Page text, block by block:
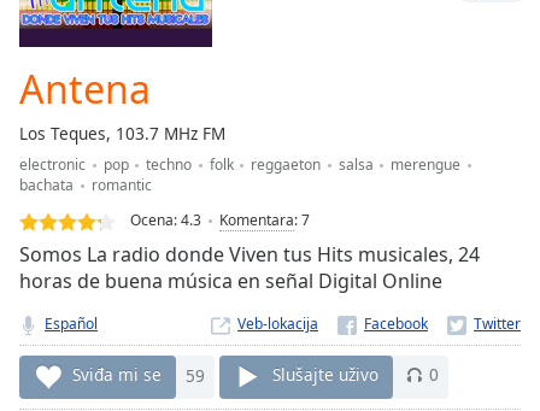
Mute
Current
Loaded:
0.00%
Stream
TypeLIVE
Seek to
currently
live LIVE
Remaining
Time-
Antena
Los Teques, 103.7 MHz FM
electronic pop techno folk reggaeton salsa
merengue
bachata
romantic
Ocena:4.3 Komentara:7
Somos La radio donde Viven tus Hits musicales, 24
horas de buena música en señal Digital Online
Español Veb-lokacija
Sviđa mi se 59 Slušajte uživo 0